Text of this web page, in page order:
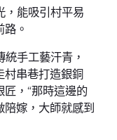
，能吸引村平易
。
手工藝汗青，
村串巷打造銀銅
，“那時這邊的
陪嫁，大師就感到